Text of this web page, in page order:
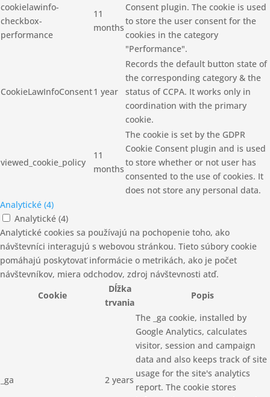
cookielawinfo-
checkbox-
performance
11
months
Consent plugin. The cookie is used
to store the user consent for the
cookies in the category
"Performance".
CookieLawInfoConsent1 year
Records the default button state of
the corresponding category & the
status of CCPA. It works only in
coordination with the primary
cookie.
viewed_cookie_policy
11
months
The cookie is set by the GDPR
Cookie Consent plugin and is used
to store whether or not user has
consented to the use of cookies. It
does not store any personal data.
Analytické (4)
Analytické (4)
Analytické cookies sa používajú na pochopenie toho, ako
návštevníci interagujú s webovou stránkou. Tieto súbory cookie
pomáhajú poskytovať informácie o metrikách, ako je počet
návštevníkov, miera odchodov, zdroj návštevnosti atď.
Cookie
Dĺžka
trvania
Popis
_ga 2 years
The _ga cookie, installed by
Google Analytics, calculates
visitor, session and campaign
data and also keeps track of site
usage for the site's analytics
report. The cookie stores